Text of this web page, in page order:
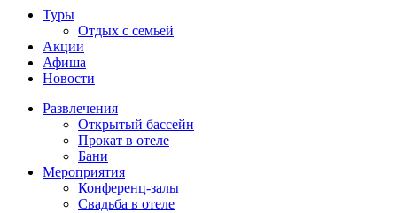
Туры
Отдых с семьей
Акции
Афиша
Новости
Развлечения
Открытый бассейн
Прокат в отеле
Бани
Мероприятия
Конференц-залы
Свадьба в отеле